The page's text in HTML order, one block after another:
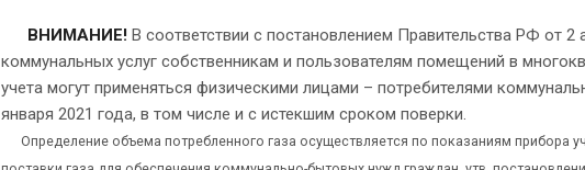
ВНИМАНИЕ!В соответствии с постановлением Правительства РФ от
коммунальных услуг собственникам и пользователям помещений в
учета могут применяться физическими лицами – потребителями
января 2021 года, в том числе и с истекшим сроком поверки.
Определение объема потребленного газа осуществляется по показаниям прибора